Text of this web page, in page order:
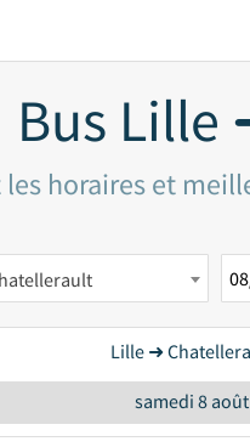
Bus
horaires et
Lille ➜
samedi 8 août